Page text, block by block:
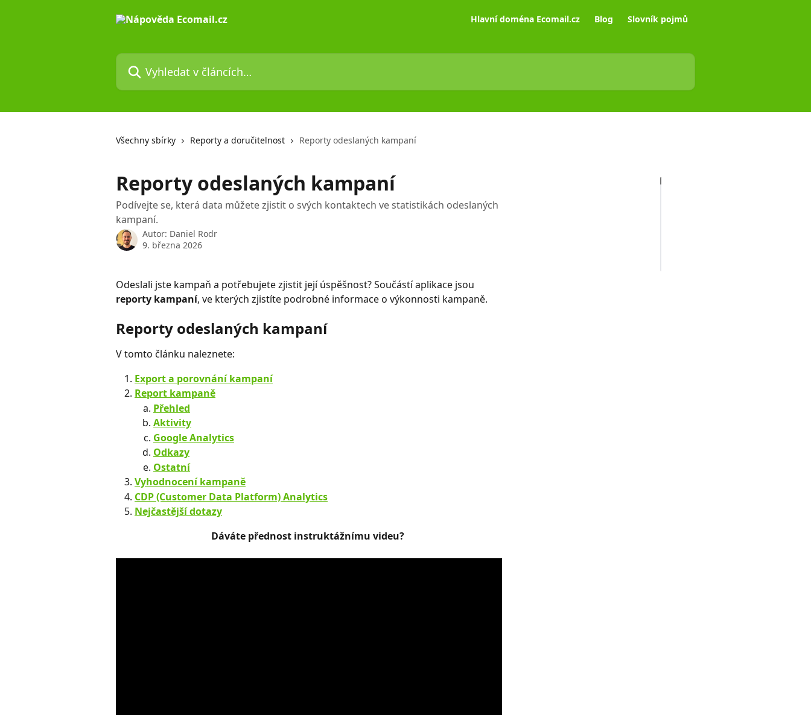
Hlavní doména Ecomail.cz Blog Slovník pojmů
Vyhledat v článcích…
Všechny sbírky Reporty a doručitelnost Reporty odeslaných kampaní
Reporty odeslaných kampaní
Podívejte se, která data můžete zjistit o svých kontaktech ve statistikách odeslaných
kampaní.
Autor: Daniel Rodr
9. března 2026
Odeslali jste kampaň a potřebujete zjistit její úspěšnost? Součástí aplikace jsou
reporty kampaní, ve kterých zjistíte podrobné informace o výkonnosti kampaně.
Reporty odeslaných kampaní
V tomto článku naleznete:
Export a porovnání kampaní
Report kampaně
Přehled
Aktivity
Google Analytics
Odkazy
Ostatní
Vyhodnocení kampaně
CDP (Customer Data Platform) Analytics
Nejčastější dotazy
Dáváte přednost instruktážnímu videu?